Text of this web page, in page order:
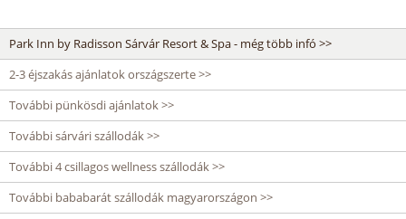
Park Inn by Radisson Sárvár Resort & Spa - még több infó >>
2-3 éjszakás ajánlatok országszerte >>
További pünkösdi ajánlatok >>
További sárvári szállodák >>
További 4 csillagos wellness szállodák >>
További bababarát szállodák magyarországon >>